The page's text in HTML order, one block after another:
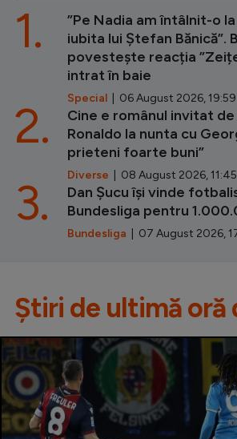
”Pe Nadia am întâlnit-o
iubita lui Ștefan Bănică”.
povestește reacția
intrat în baie
Special | 06 August 2026, 19:59
1.
Cine e românul invitat
Ronaldo la nunta cu
prieteni foarte buni”
Diverse | 08 August 2026, 11:45
2.
Dan Șucu își vinde
Bundesliga pentru
Bundesliga | 07 August 2026,
3.
Știri de ultimă oră